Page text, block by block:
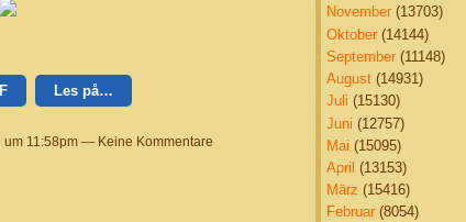
Les på…
um 11:58pm — Keine Kommentare
November(13703)
Oktober(14144)
September(11148)
August(14931)
Juli (15130)
Juni (12757)
Mai (15095)
April (13153)
März (15416)
Februar(8054)